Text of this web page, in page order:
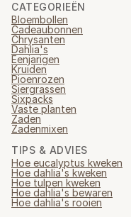
CATEGORIEËN
Bloembollen
Cadeaubonnen
Chrysanten
Dahlia's
Eenjarigen
Kruiden
Pioenrozen
Siergrassen
Sixpacks
Vaste planten
Zaden
Zadenmixen
TIPS & ADVIES
Hoe eucalyptus kweken
Hoe dahlia's kweken
Hoe tulpen kweken
Hoe dahlia's bewaren
Hoe dahlia's rooien